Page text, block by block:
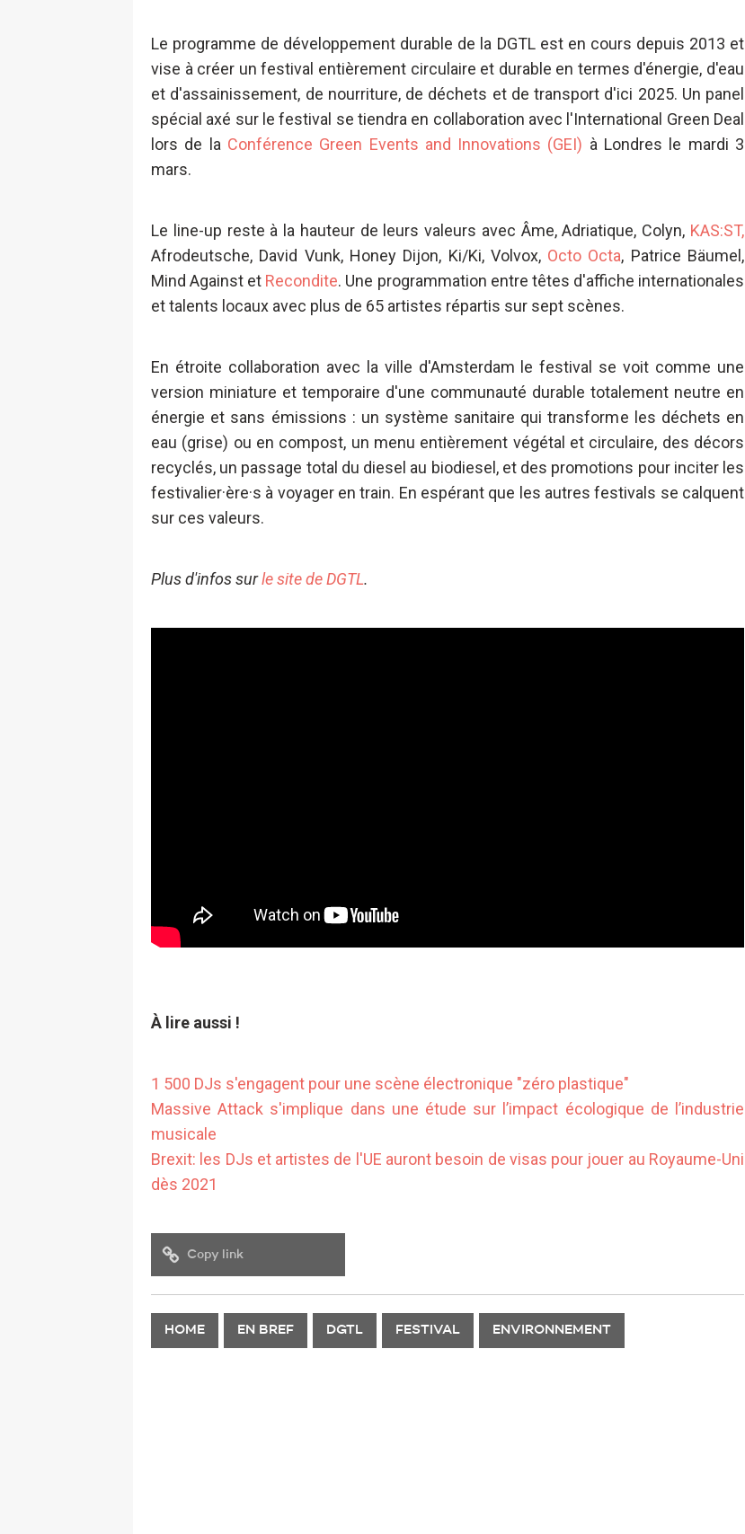
Le programme de développement durable de la DGTL est en cours depuis 2013 et
vise à créer un festival entièrement circulaire et durable en termes d'énergie, d'eau
et d'assainissement, de nourriture, de déchets et de transport d'ici 2025. Un panel
spécial axé sur le festival se tiendra en collaboration avec l'International Green Deal
lors de la Conférence Green Events and Innovations (GEI) à Londres le mardi 3
mars.
Le line-up reste à la hauteur de leurs valeurs avec Âme, Adriatique, Colyn, KAS:ST,
Afrodeutsche, David Vunk, Honey Dijon, Ki/Ki, Volvox, Octo Octa, Patrice Bäumel,
Mind Against et Recondite. Une programmation entre têtes d'affiche internationales
et talents locaux avec plus de 65 artistes répartis sur sept scènes.
En étroite collaboration avec la ville d'Amsterdam le festival se voit comme une
version miniature et temporaire d'une communauté durable totalement neutre en
énergie et sans émissions : un système sanitaire qui transforme les déchets en
eau (grise) ou en compost, un menu entièrement végétal et circulaire, des décors
recyclés, un passage total du diesel au biodiesel, et des promotions pour inciter les
festivalier·ère·s à voyager en train. En espérant que les autres festivals se calquent
sur ces valeurs.
Plus d'infos surle site de DGTL.
À lire aussi !
1 500 DJs s'engagent pour une scène électronique "zéro plastique"
Massive Attack s'implique dans une étude sur l’impact écologique de l’industrie
musicale
Brexit: les DJs et artistes de l'UE auront besoin de visas pour jouer au Royaume-Uni
dès 2021
Copy link
HOME EN BREF DGTL FESTIVAL ENVIRONNEMENT